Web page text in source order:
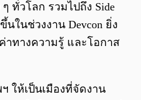
ทั่วโลก รวมไปถึง Side
ในช่วงงาน Devcon ยิ่ง
ทางความรู้ และโอกาส
ให้เป็นเมืองที่จัดงาน